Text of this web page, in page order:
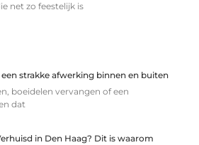
net zo feestelijk is
strakke afwerking binnen en buiten
boeidelen vervangen of een
dat
in Den Haag? Dit is waarom